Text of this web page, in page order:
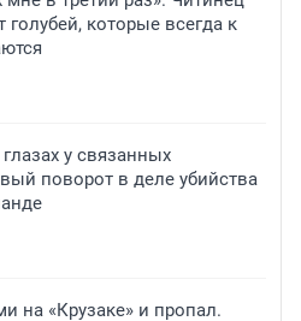
голубей, которые всегда к
у связанных
поворот в деле убийства
на «Крузаке» и пропал.